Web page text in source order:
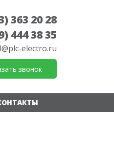
363 20 28
444 38 35
electro.ru
звонок